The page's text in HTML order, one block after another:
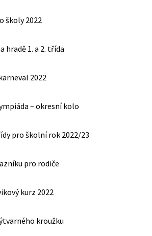
školy 2022
hradě 1. a 2. třída
2022
– okresní kolo
pro školní rok 2022/23
pro rodiče
kurz 2022
kroužku